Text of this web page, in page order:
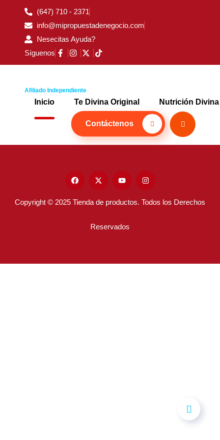
(647) 710 - 2371
info@mipropuestadenegocio.com
Nesecitas Ayuda?
Síguenos
Afiliado Independiente
Inicio Te Divina Original Nutrición Divina
Contáctenos
Copyright © 2025 Tienda de productos. Todos los Derechos
Reservados